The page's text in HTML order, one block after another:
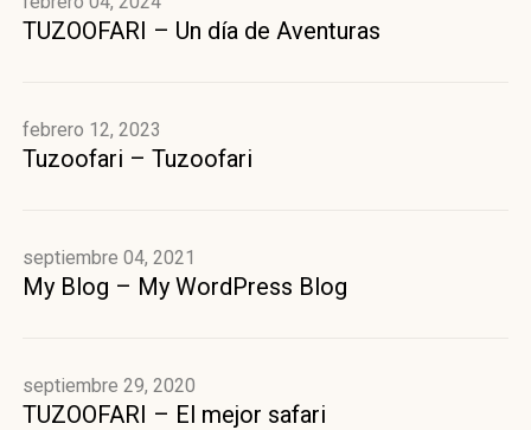
TUZOOFARI – Un día de Aventuras
febrero 12, 2023
Tuzoofari – Tuzoofari
septiembre 04, 2021
My Blog – My WordPress Blog
septiembre 29, 2020
TUZOOFARI – El mejor safari